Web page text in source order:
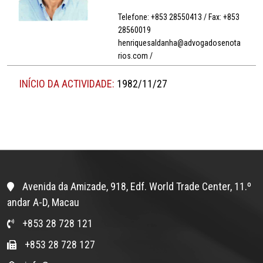
Telefone: +853 28550413 / Fax: +853
28560019
henriquesaldanha@advogadosenota
rios.com /
INÍCIO DA ACTIVIDADE: 1982/11/27
Avenida da Amizade, 918, Edf. World Trade Center, 11.º
andar A-D, Macau
+853 28 728 121
+853 28 728 127